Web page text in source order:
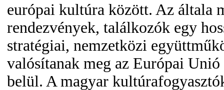
európai kultúra között. Az általa
rendezvények, találkozók egy
stratégiai, nemzetközi
valósítanak meg az Európai
belül. A magyar